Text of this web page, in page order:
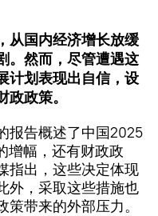
从国内经济增长放缓
。然而，尽管遭遇这
计划表现出自信，设
政策。
报告概述了中国2025
增幅，还有财政政
指出，这些决定体现
外，采取这些措施也
带来的外部压力。